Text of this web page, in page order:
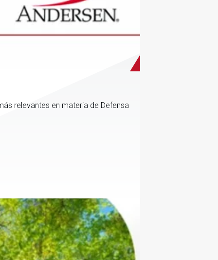
relevantes en materia de Defensa